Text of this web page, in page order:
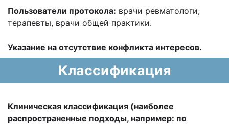
Пользователи протокола: врачи ревматологи,
терапевты, врачи общей практики.
Указание на отсутствие конфликта интересов.
Классификация
Клиническая классификация (наиболее
распространенные подходы, например: по